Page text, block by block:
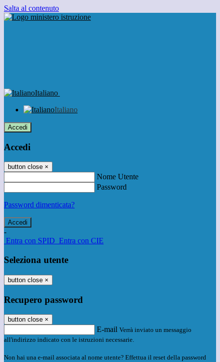
Salta al contenuto
Italiano
Italiano
Accedi
Accedi
button close ×
Nome Utente
Password
Password dimenticata?
-
Entra con SPID Entra con CIE
Seleziona utente
button close ×
Recupero password
button close ×
E-mail Verrà inviato un messaggio
all'indirizzo indicato con le istruzioni necessarie.
Non hai una e-mail associata al nome utente? Effettua il reset della password